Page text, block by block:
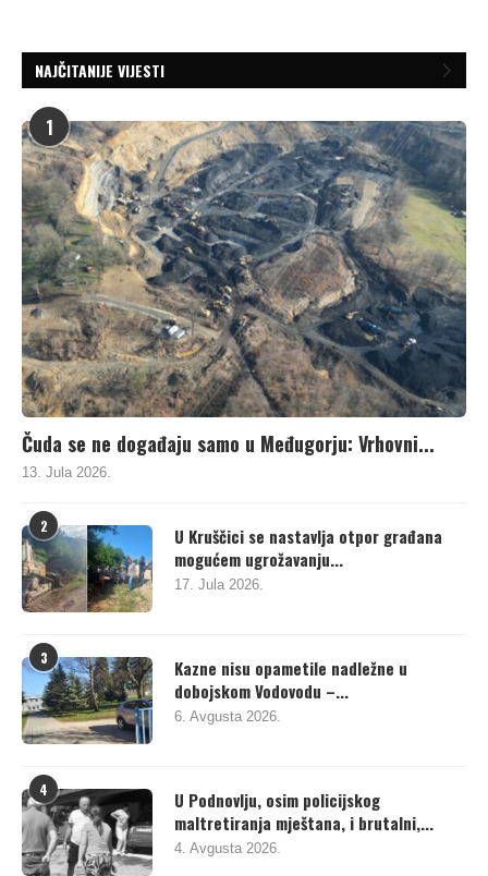
NAJČITANIJE VIJESTI
1
Čuda se ne događaju samo u Međugorju: Vrhovni...
13. Jula 2026.
2
U Kruščici se nastavlja otpor građana
mogućem ugrožavanju...
17. Jula 2026.
3
Kazne nisu opametile nadležne u
dobojskom Vodovodu –...
6. Avgusta 2026.
4
U Podnovlju, osim policijskog
maltretiranja mještana, i brutalni,...
4. Avgusta 2026.